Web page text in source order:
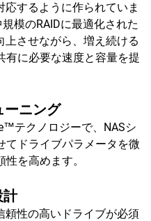
するように作られていま
模のRAIDに最適化された
上させながら、増え続ける
有に必要な速度と容量を提
ーニング
テクノロジーで、NASシ
てドライブパラメータを微
を高めます。
計
頼性の高いドライブが必須